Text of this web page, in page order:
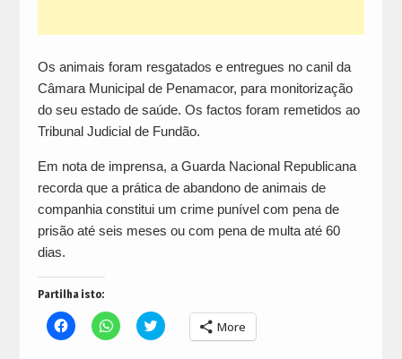
Os animais foram resgatados e entregues no canil da
Câmara Municipal de Penamacor, para monitorização
do seu estado de saúde. Os factos foram remetidos ao
Tribunal Judicial de Fundão.
Em nota de imprensa, a Guarda Nacional Republicana
recorda que a prática de abandono de animais de
companhia constitui um crime punível com pena de
prisão até seis meses ou com pena de multa até 60
dias.
Partilha isto:
Click
to
Click
to
Click
to More